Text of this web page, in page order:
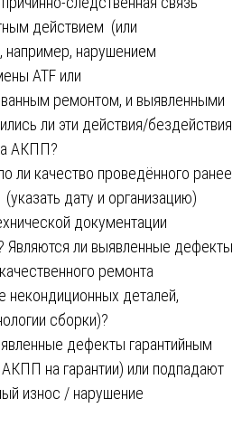
действием (или
например, нарушением
ATF или
ремонтом, и выявленными
ли эти действия/бездействия
АКПП?
ли качество проведённого ранее
дату и организацию)
документации
Являются ли выявленные дефекты
ремонта
некондиционных деталей,
сборки)?
дефекты гарантийным
на гарантии) или подпадают
износ / нарушение